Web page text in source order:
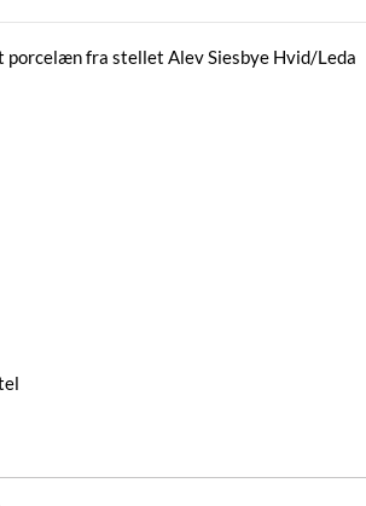
fra stellet Alev Siesbye Hvid/Leda